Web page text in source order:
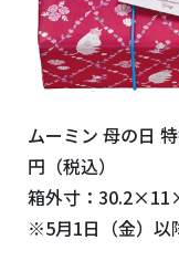
ムーミン 母の日
円（税込）
箱外寸：
※5月1日（金）以